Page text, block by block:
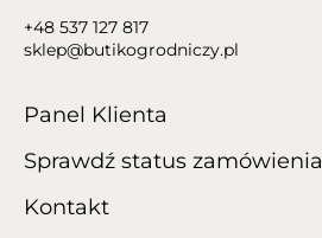
+48 537 127 817
sklep@butikogrodniczy.pl
Panel Klienta
Sprawdź status zamówienia
Kontakt